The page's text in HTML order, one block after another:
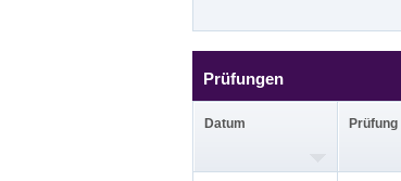
Prüfungen
Datum Prüfung